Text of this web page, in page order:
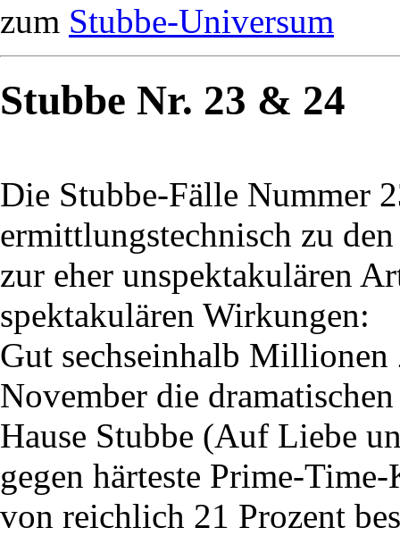
zum Stubbe-Universum
Stubbe Nr. 23 & 24
Die Stubbe-Fälle Nummer
ermittlungstechnisch zu
zur eher unspektakulären
spektakulären Wirkungen:
Gut sechseinhalb Millionen
November die
Hause Stubbe (Auf Liebe
gegen härteste Prime-
von reichlich 21 Prozent